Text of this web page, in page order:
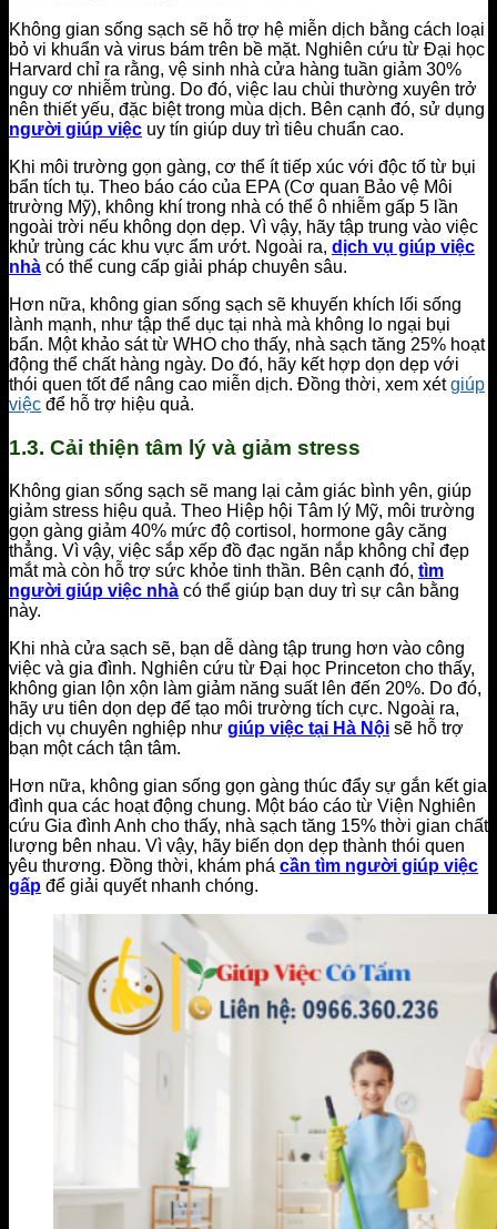
Không gian sống sạch sẽ hỗ trợ hệ miễn dịch bằng cách loại
bỏ vi khuẩn và virus bám trên bề mặt. Nghiên cứu từ Đại học
Harvard chỉ ra rằng, vệ sinh nhà cửa hàng tuần giảm 30%
nguy cơ nhiễm trùng. Do đó, việc lau chùi thường xuyên trở
nên thiết yếu, đặc biệt trong mùa dịch. Bên cạnh đó, sử dụng
người giúp việc uy tín giúp duy trì tiêu chuẩn cao.
Khi môi trường gọn gàng, cơ thể ít tiếp xúc với độc tố từ bụi
bẩn tích tụ. Theo báo cáo của EPA (Cơ quan Bảo vệ Môi
trường Mỹ), không khí trong nhà có thể ô nhiễm gấp 5 lần
ngoài trời nếu không dọn dẹp. Vì vậy, hãy tập trung vào việc
khử trùng các khu vực ẩm ướt. Ngoài ra, dịch vụ giúp việc
nhà có thể cung cấp giải pháp chuyên sâu.
Hơn nữa, không gian sống sạch sẽ khuyến khích lối sống
lành mạnh, như tập thể dục tại nhà mà không lo ngại bụi
bẩn. Một khảo sát từ WHO cho thấy, nhà sạch tăng 25% hoạt
động thể chất hàng ngày. Do đó, hãy kết hợp dọn dẹp với
thói quen tốt để nâng cao miễn dịch. Đồng thời, xem xétgiúp
việc để hỗ trợ hiệu quả.
1.3. Cải thiện tâm lý và giảm stress
Không gian sống sạch sẽ mang lại cảm giác bình yên, giúp
giảm stress hiệu quả. Theo Hiệp hội Tâm lý Mỹ, môi trường
gọn gàng giảm 40% mức độ cortisol, hormone gây căng
thẳng. Vì vậy, việc sắp xếp đồ đạc ngăn nắp không chỉ đẹp
mắt mà còn hỗ trợ sức khỏe tinh thần. Bên cạnh đó, tìm
người giúp việc nhà có thể giúp bạn duy trì sự cân bằng
này.
Khi nhà cửa sạch sẽ, bạn dễ dàng tập trung hơn vào công
việc và gia đình. Nghiên cứu từ Đại học Princeton cho thấy,
không gian lộn xộn làm giảm năng suất lên đến 20%. Do đó,
hãy ưu tiên dọn dẹp để tạo môi trường tích cực. Ngoài ra,
dịch vụ chuyên nghiệp như giúp việc tại Hà Nội sẽ hỗ trợ
bạn một cách tận tâm.
Hơn nữa, không gian sống gọn gàng thúc đẩy sự gắn kết gia
đình qua các hoạt động chung. Một báo cáo từ Viện Nghiên
cứu Gia đình Anh cho thấy, nhà sạch tăng 15% thời gian chất
lượng bên nhau. Vì vậy, hãy biến dọn dẹp thành thói quen
yêu thương. Đồng thời, khám phá cần tìm người giúp việc
gấp để giải quyết nhanh chóng.